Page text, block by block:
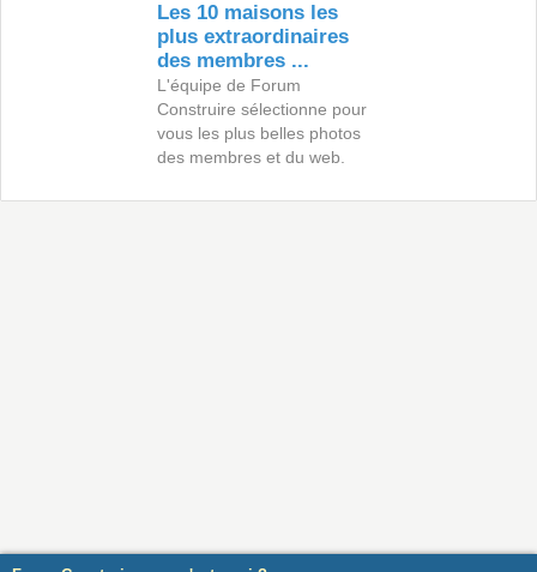
Les 10 maisons les
plus extraordinaires
des membres ...
L'équipe de Forum
Construire sélectionne pour
vous les plus belles photos
des membres et du web.